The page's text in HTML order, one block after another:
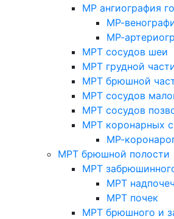
МР ангиография
МР-
МР-
МРТ сосудов шеи
МРТ грудной
МРТ брюшной
МРТ сосудов
МРТ сосудов
МРТ коронарных
МР-
МРТ брюшной полости
МРТ
МРТ
МРТ почек
МРТ брюшного и